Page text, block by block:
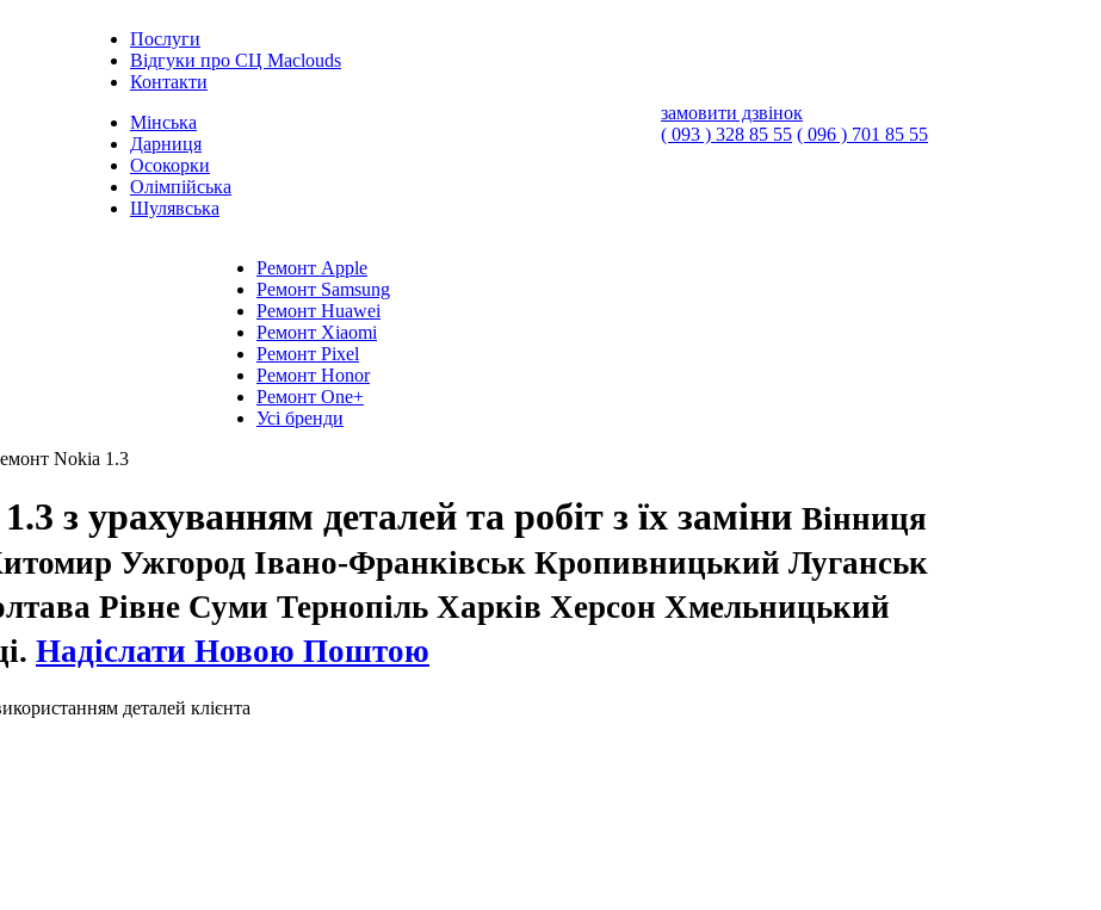
Послуги
Відгуки про СЦ Maclouds
Контакти
Мінська
Дарниця
Осокорки
Олімпійська
Шулявська
замовити дзвінок
( 093 ) 328 85 55 ( 096 ) 701 85 55
Ремонт Apple
Ремонт Samsung
Ремонт Huawei
Ремонт Xiaomi
Ремонт Pixel
Ремонт Honor
Ремонт One+
Усі бренди
Nokia 1.3
з урахуванням деталей та робіт з їх заміни Вінниця
Ужгород Івано-Франківськ Кропивницький Луганськ
Рівне Суми Тернопіль Харків Херсон Хмельницький
Надіслати Новою Поштою
деталей клієнта